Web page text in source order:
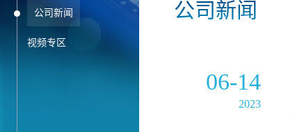
公司新闻
视频专区
公司新闻
06-14
2023